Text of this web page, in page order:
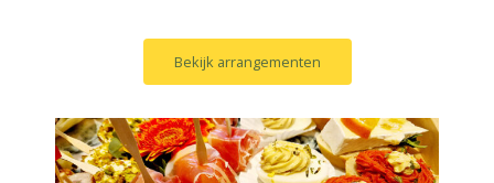
Bekijk arrangementen